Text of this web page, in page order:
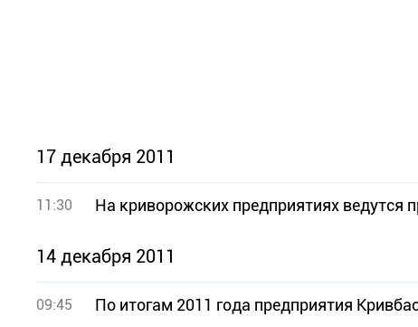
17 декабря 2011
11:30 На криворожских предприятиях ведутся
14 декабря 2011
09:45 По итогам 2011 года предприятия